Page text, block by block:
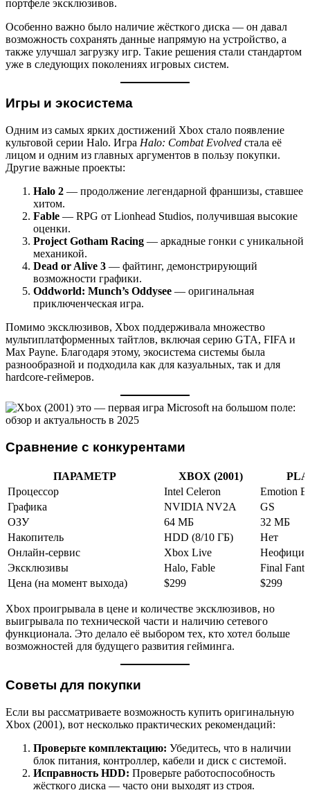
портфеле эксклюзивов.
Особенно важно было наличие жёсткого диска — он давал
возможность сохранять данные напрямую на устройство, а
также улучшал загрузку игр. Такие решения стали стандартом
уже в следующих поколениях игровых систем.
Игры и экосистема
Одним из самых ярких достижений Xbox стало появление
культовой серии Halo. Игра Halo: Combat Evolved стала её
лицом и одним из главных аргументов в пользу покупки.
Другие важные проекты:
Halo 2 — продолжение легендарной франшизы, ставшее
хитом.
Fable — RPG от Lionhead Studios, получившая высокие
оценки.
Project Gotham Racing — аркадные гонки с уникальной
механикой.
Dead or Alive 3 — файтинг, демонстрирующий
возможности графики.
Oddworld: Munch’s Oddysee — оригинальная
приключенческая игра.
Помимо эксклюзивов, Xbox поддерживала множество
мультиплатформенных тайтлов, включая серию GTA, FIFA и
Max Payne. Благодаря этому, экосистема системы была
разнообразной и подходила как для казуальных, так и для
hardcore-геймеров.
Сравнение с конкурентами
ПАРАМЕТР XBOX (2001)
Процессор
Intel Celeron
Emotion
Графика
NVIDIA NV2A
GS
ОЗУ
64 МБ
32 МБ
Накопитель
HDD (8/10 ГБ)
Нет
Онлайн-сервис
Xbox Live
Эксклюзивы
Halo, Fable
Final
Цена (на момент выхода)
$299 $299
Xbox проигрывала в цене и количестве эксклюзивов, но
выигрывала по технической части и наличию сетевого
функционала. Это делало её выбором тех, кто хотел больше
возможностей для будущего развития гейминга.
Советы для покупки
Если вы рассматриваете возможность купить оригинальную
Xbox (2001), вот несколько практических рекомендаций:
Проверьте комплектацию: Убедитесь, что в наличии
блок питания, контроллер, кабели и диск с системой.
Исправность HDD: Проверьте работоспособность
жёсткого диска — часто они выходят из строя.